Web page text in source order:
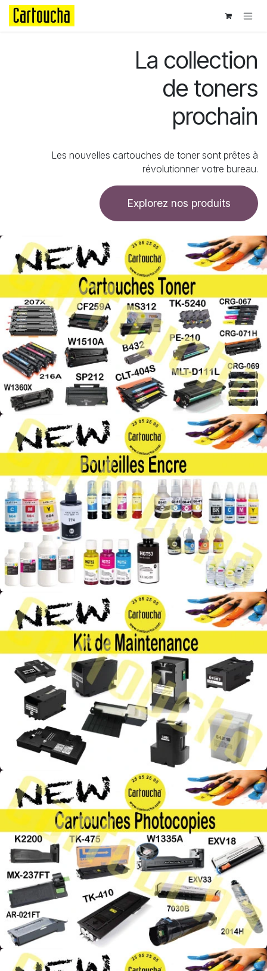
Se rendre au contenu
La collection
de toners
prochain
Les nouvelles cartouches de toner sont prêtes à
révolutionner votre bureau.
Explorez nos produits